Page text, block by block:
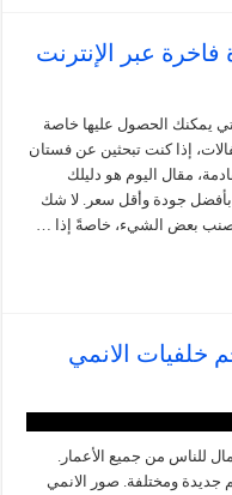
عبر الإنترنت
يمكنك الحصول عليها خاصة
إذا كنت تبحثين عن فستان
مقال اليوم هو دليلك
بأفضل جودة وأقل سعر. لا شك
صنب بعض الشيء، خاصةً إذا …
وافخم خلفيات الانمي
للناس من جميع الأعمار.
جديدة ومختلفة. صور الانمي